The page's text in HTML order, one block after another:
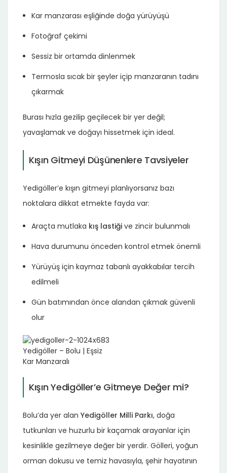
Kar manzarası eşliğinde doğa yürüyüşü
Fotoğraf çekimi
Sessiz bir ortamda dinlenmek
Termosla sıcak bir şeyler içip manzaranın tadını
çıkarmak
Burası hızla gezilip geçilecek bir yer değil;
yavaşlamak ve doğayı hissetmek için ideal.
Kışın Gitmeyi Düşünenlere Tavsiyeler
Yedigöller’e kışın gitmeyi planlıyorsanız bazı
noktalara dikkat etmekte fayda var:
Araçta mutlaka kış lastiği ve zincir bulunmalı
Hava durumunu önceden kontrol etmek önemli
Yürüyüş için kaymaz tabanlı ayakkabılar tercih
edilmeli
Gün batımından önce alandan çıkmak güvenli
olur
Kışın Yedigöller’e Gitmeye Değer mi?
Bolu’da yer alan Yedigöller Milli Parkı, doğa
tutkunları ve huzurlu bir kaçamak arayanlar için
kesinlikle gezilmeye değer bir yerdir. Gölleri, yoğun
orman dokusu ve temiz havasıyla, şehir hayatının